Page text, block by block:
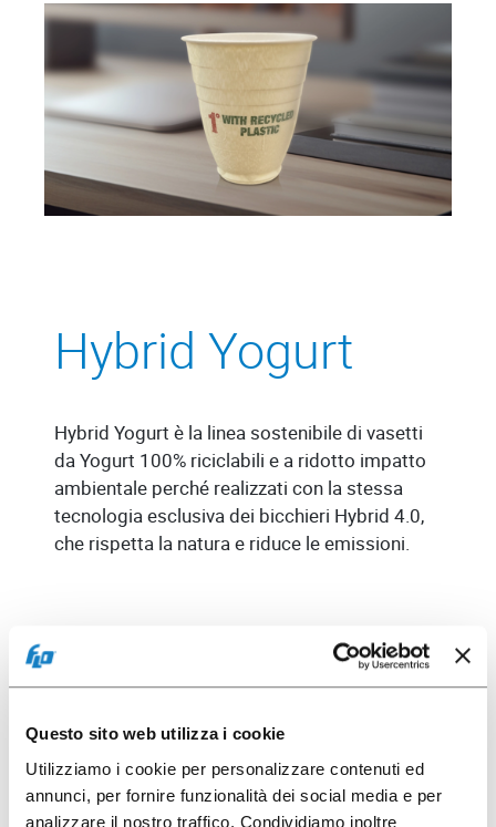
Questo sito web utilizza i cookie
Utilizziamo i cookie per personalizzare contenuti ed
annunci, per fornire funzionalità dei social media e per
analizzare il nostro traffico. Condividiamo inoltre
Hybrid Yogurt
Hybrid Yogurt è la linea sostenibile di vasetti
da Yogurt 100% riciclabili e a ridotto impatto
ambientale perché realizzati con la stessa
tecnologia esclusiva dei bicchieri Hybrid 4.0,
che rispetta la natura e riduce le emissioni.